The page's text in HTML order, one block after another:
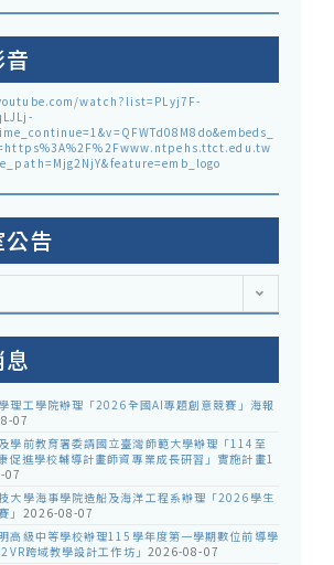
watch?list=PLyj7F-
告
理工學院辦理「2026全國AI專題創意競賽」海報
07
學前教育署委請國立臺灣師範大學辦理「114至
促進學校輔導計畫師資專業成長研習」實施計畫1
07
大學海事學院造船及海洋工程系辦理「2026學生
」 2026-08-07
高級中等學校辦理115學年度第一學期數位前導學
跨域教學設計工作坊」 2026-08-07